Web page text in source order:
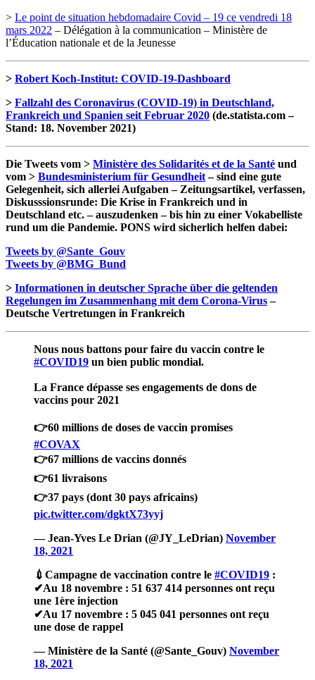
> Le point de situation hebdomadaire Covid – 19 ce vendredi 18
mars 2022 – Délégation à la communication – Ministère de
l’Éducation nationale et de la Jeunesse
> Robert Koch-Institut: COVID-19-Dashboard
> Fallzahl des Coronavirus (COVID-19) in Deutschland,
Frankreich und Spanien seit Februar 2020 (de.statista.com –
Stand: 18. November 2021)
Die Tweets vom > Ministère des Solidarités et de la Santé und
vom > Bundesministerium für Gesundheit– sind eine gute
Gelegenheit, sich allerlei Aufgaben – Zeitungsartikel, verfassen,
Diskusssionsrunde: Die Krise in Frankreich und in
Deutschland etc. – auszudenken – bis hin zu einer Vokabelliste
rund um die Pandemie. PONS wird sicherlich helfen dabei:
Tweets by @Sante_Gouv
Tweets by @BMG_Bund
> Informationen in deutscher Sprache über die geltenden
Regelungen im Zusammenhang mit dem Corona-Virus–
Deutsche Vertretungen in Frankreich
Nous nous battons pour faire du vaccin contre le
#COVID19 un bien public mondial.
La France dépasse ses engagements de dons de
vaccins pour 2021
👉60 millions de doses de vaccin promises
#COVAX
👉67 millions de vaccins donnés
👉61 livraisons
👉37 pays (dont 30 pays africains)
pic.twitter.com/dgktX73yyj
— Jean-Yves Le Drian (@JY_LeDrian) November
18, 2021
💉Campagne de vaccination contre le #COVID19 :
✔Au 18 novembre : 51 637 414 personnes ont reçu
une 1ère injection
✔Au 17 novembre : 5 045 041 personnes ont reçu
une dose de rappel
— Ministère de la Santé (@Sante_Gouv) November
18, 2021